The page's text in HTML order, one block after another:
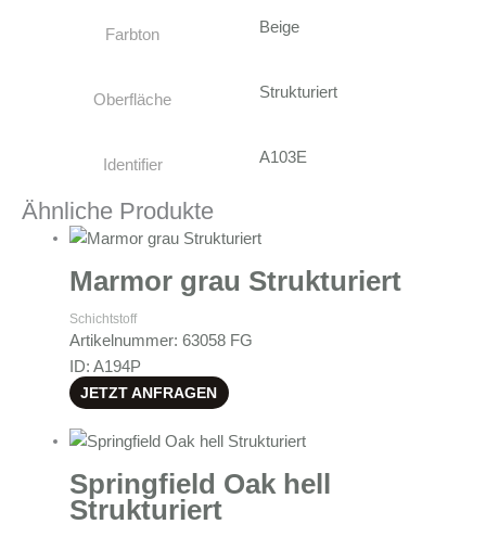
Farbton Beige
Oberfläche Strukturiert
Identifier A103E
Ähnliche Produkte
Marmor grau Strukturiert
Schichtstoff
Artikelnummer: 63058 FG
ID: A194P
JETZT ANFRAGEN
Springfield Oak hell
Strukturiert